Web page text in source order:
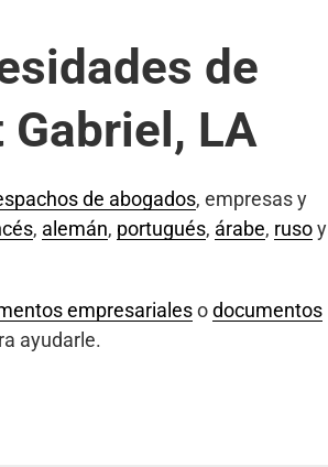
de
LA
de abogados, empresas y
, alemán, portugués, árabe, rusoy
empresarialesodocumentos
ayudarle.